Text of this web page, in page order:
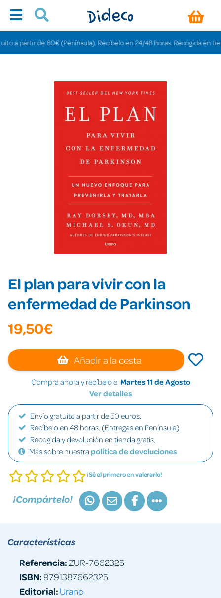
a partir de 60€ (Península). Recíbelo en 24/48 horas. Recogida en
El plan para vivir con la
enfermedad de Parkinson
19,50€
Añadir a la cesta
Compra ahora y recíbelo el Martes 11 de Agosto
Ver detalles
Envío gratuito a partir de 50 euros.
Recíbelo en 48 horas. (Entregas en Península)
Recogida y devolución en tienda gratis.
Más sobre nuestra política de devoluciones
¡Sé el primero en valorarlo!
¡Compártelo!
Características
Referencia: ZUR-7662325
ISBN:9791387662325
Editorial: Urano